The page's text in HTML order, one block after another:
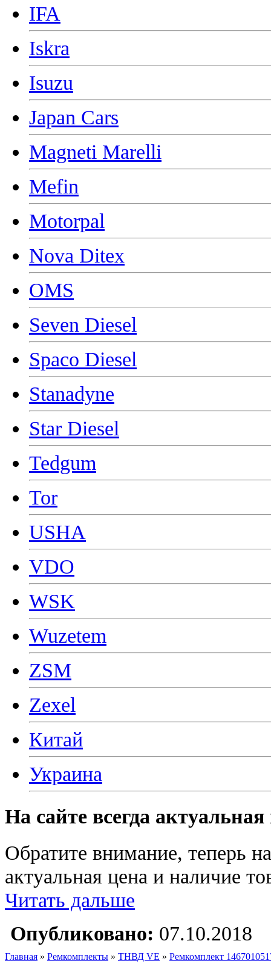
IFA
Iskra
Isuzu
Japan Cars
Magneti Marelli
Mefin
Motorpal
Nova Ditex
OMS
Seven Diesel
Spaco Diesel
Stanadyne
Star Diesel
Tedgum
Tor
USHA
VDO
WSK
Wuzetem
ZSM
Zexel
Китай
Украина
На сайте всегда
Обратите внимание, теперь
актуальная цена и наличие
Читать дальше
Опубликовано: 07.10.2018
Главная » Ремкомплекты » ТНВД VE » Ремкомплект